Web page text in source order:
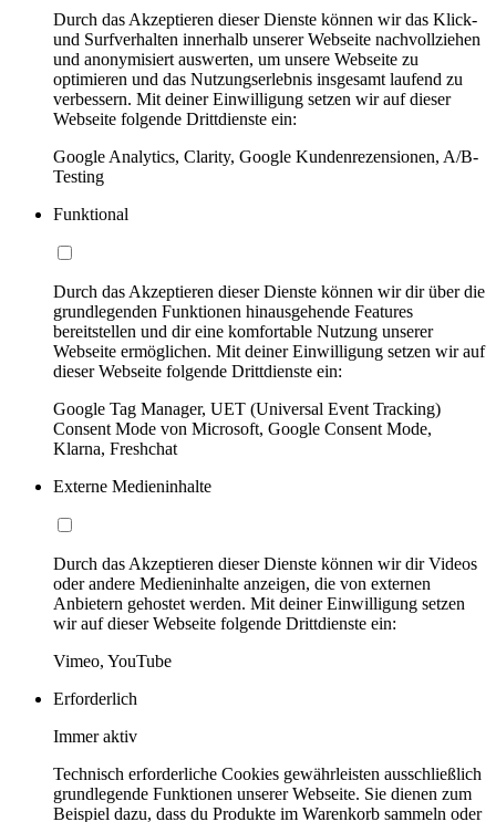
Durch das Akzeptieren dieser Dienste können wir das Klick-
und Surfverhalten innerhalb unserer Webseite nachvollziehen
und anonymisiert auswerten, um unsere Webseite zu
optimieren und das Nutzungserlebnis insgesamt laufend zu
verbessern. Mit deiner Einwilligung setzen wir auf dieser
Webseite folgende Drittdienste ein:
Google Analytics, Clarity, Google Kundenrezensionen, A/B-
Testing
Funktional
Durch das Akzeptieren dieser Dienste können wir dir über die
grundlegenden Funktionen hinausgehende Features
bereitstellen und dir eine komfortable Nutzung unserer
Webseite ermöglichen. Mit deiner Einwilligung setzen wir auf
dieser Webseite folgende Drittdienste ein:
Google Tag Manager, UET (Universal Event Tracking)
Consent Mode von Microsoft, Google Consent Mode,
Klarna, Freshchat
Externe Medieninhalte
Durch das Akzeptieren dieser Dienste können wir dir Videos
oder andere Medieninhalte anzeigen, die von externen
Anbietern gehostet werden. Mit deiner Einwilligung setzen
wir auf dieser Webseite folgende Drittdienste ein:
Vimeo, YouTube
Erforderlich
Immer aktiv
Technisch erforderliche Cookies gewährleisten ausschließlich
grundlegende Funktionen unserer Webseite. Sie dienen zum
Beispiel dazu, dass du Produkte im Warenkorb sammeln oder